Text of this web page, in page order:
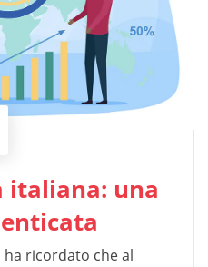
italiana: una
ha ricordato che al